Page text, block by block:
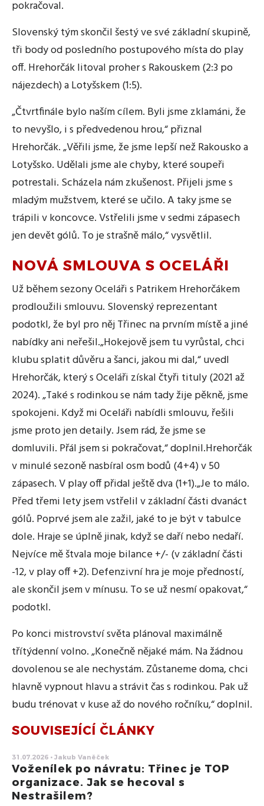
pokračoval.
Slovenský tým skončil šestý ve své základní skupině,
tři body od posledního postupového místa do play
off. Hrehorčák litoval proher s Rakouskem (2:3 po
nájezdech) a Lotyšskem (1:5).
„Čtvrtfinále bylo naším cílem. Byli jsme zklamáni, že
to nevyšlo, i s předvedenou hrou,“ přiznal
Hrehorčák. „Věřili jsme, že jsme lepší než Rakousko a
Lotyšsko. Udělali jsme ale chyby, které soupeři
potrestali. Scházela nám zkušenost. Přijeli jsme s
mladým mužstvem, které se učilo. A taky jsme se
trápili v koncovce. Vstřelili jsme v sedmi zápasech
jen devět gólů. To je strašně málo,“ vysvětlil.
NOVÁ SMLOUVA S OCELÁŘI
Už během sezony Oceláři s Patrikem Hrehorčákem
prodloužili smlouvu. Slovenský reprezentant
podotkl, že byl pro něj Třinec na prvním místě a jiné
nabídky ani neřešil.„Hokejově jsem tu vyrůstal, chci
klubu splatit důvěru a šanci, jakou mi dal,“ uvedl
Hrehorčák, který s Oceláři získal čtyři tituly (2021 až
2024). „Také s rodinkou se nám tady žije pěkně, jsme
spokojeni. Když mi Oceláři nabídli smlouvu, řešili
jsme proto jen detaily. Jsem rád, že jsme se
domluvili. Přál jsem si pokračovat,“ doplnil.Hrehorčák
v minulé sezoně nasbíral osm bodů (4+4) v 50
zápasech. V play off přidal ještě dva (1+1).„Je to málo.
Před třemi lety jsem vstřelil v základní části dvanáct
gólů. Poprvé jsem ale zažil, jaké to je být v tabulce
dole. Hraje se úplně jinak, když se daří nebo nedaří.
Nejvíce mě štvala moje bilance +/- (v základní části
-12, v play off +2). Defenzivní hra je moje předností,
ale skončil jsem v mínusu. To se už nesmí opakovat,“
podotkl.
Po konci mistrovství světa plánoval maximálně
třítýdenní volno. „Konečně nějaké mám. Na žádnou
dovolenou se ale nechystám. Zůstaneme doma, chci
hlavně vypnout hlavu a strávit čas s rodinkou. Pak už
budu trénovat v kuse až do nového ročníku,“ doplnil.
SOUVISEJÍCÍ ČLÁNKY
31.07.2026 • Jakub Vaněček
Voženílek po návratu: Třinec je TOP
organizace. Jak se hecoval s
Nestrašilem?